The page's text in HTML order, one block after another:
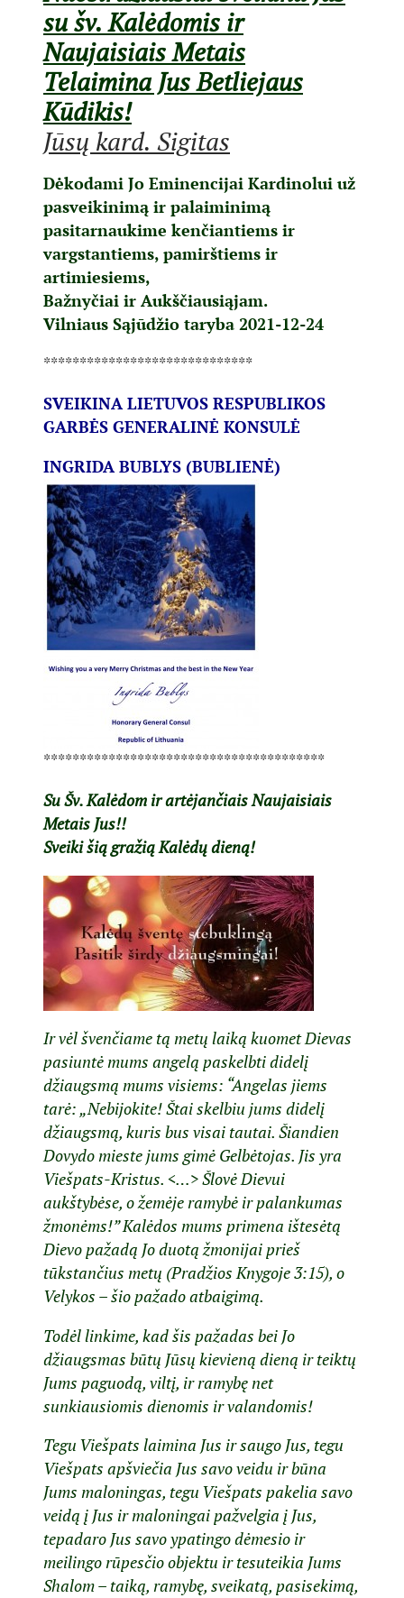
su šv. Kalėdomis ir
Naujaisiais Metais
Telaimina Jus Betliejaus
Kūdikis!
Jūsų kard. Sigitas
Dėkodami Jo Eminencijai Kardinolui už
pasveikinimą ir palaiminimą
pasitarnaukime kenčiantiems ir
vargstantiems, pamirštiems ir
artimiesiems,
Bažnyčiai ir Aukščiausiąjam.
Vilniaus Sąjūdžio taryba 2021-12-24
*****************************
SVEIKINA LIETUVOS RESPUBLIKOS
GARBĖS GENERALINĖ KONSULĖ
INGRIDA BUBLYS (BUBLIENĖ)
***************************************
Su Šv. Kalėdom ir artėjančiais Naujaisiais
Metais Jus!!
Sveiki šią gražią Kalėdų dieną!
Ir vėl švenčiame tą metų laiką kuomet Dievas
pasiuntė mums angelą paskelbti didelį
džiaugsmą mums visiems: “Angelas jiems
tarė: „Nebijokite! Štai skelbiu jums didelį
džiaugsmą, kuris bus visai tautai. Šiandien
Dovydo mieste jums gimė Gelbėtojas. Jis yra
Viešpats-Kristus. <…> Šlovė Dievui
aukštybėse, o žemėje ramybė ir palankumas
žmonėms!” Kalėdos mums primena ištesėtą
Dievo pažadą Jo duotą žmonijai prieš
tūkstančius metų (Pradžios Knygoje 3:15), o
Velykos – šio pažado atbaigimą.
Todėl linkime, kad šis pažadas bei Jo
džiaugsmas būtų Jūsų kievieną dieną ir teiktų
Jums paguodą, viltį, ir ramybę net
sunkiausiomis dienomis ir valandomis!
Tegu Viešpats laimina Jus ir saugo Jus, tegu
Viešpats apšviečia Jus savo veidu ir būna
Jums maloningas, tegu Viešpats pakelia savo
veidą į Jus ir maloningai pažvelgia į Jus,
tepadaro Jus savo ypatingo dėmesio ir
meilingo rūpesčio objektu ir tesuteikia Jums
Shalom – taiką, ramybę, sveikatą, pasisekimą,